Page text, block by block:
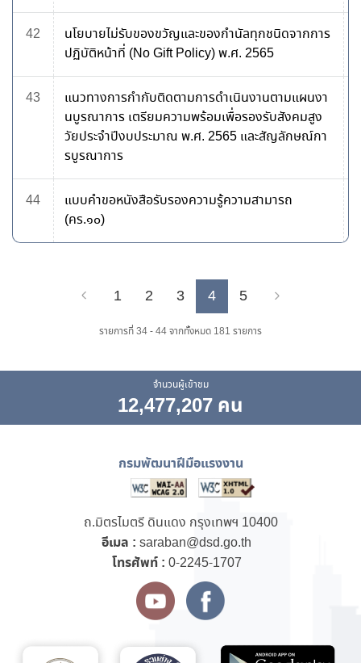
42
นโยบายไม่รับของขวัญและของกำนัลทุกชนิดจากการ
ปฏิบัติหน้าที่ (No Gift Policy) พ.ศ. 2565
43
แนวทางการกำกับติดตามการดำเนินงานตามแผนงา
นบูรณาการ เตรียมความพร้อมเพื่อรองรับสังคมสูง
วัยประจำปีงบประมาณ พ.ศ. 2565 และสัญลักษณ์กา
รบูรณาการ
44
แบบคำขอหนังสือรับรองความรู้ความสามารถ
(คร.๑๐)
1 2 3 4 5
รายการที่ 34 - 44 จากทั้งหมด 181 รายการ
จำนวนผู้เข้าชม
12,477,207 คน
กรมพัฒนาฝีมือแรงงาน
ถ.มิตรไมตรี ดินแดง กรุงเทพฯ 10400
อีเมล : saraban@dsd.go.th
โทรศัพท์ : 0-2245-1707